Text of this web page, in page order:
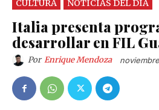
CULTURA NOTICIAS DEL DÍA
Italia presenta
desarrollar en FIL
Por Enrique Mendoza